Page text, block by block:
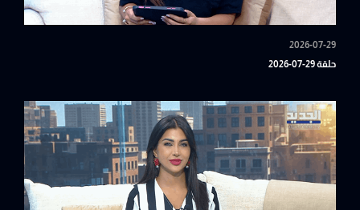
2026-07-29
حلقة 29-07-2026